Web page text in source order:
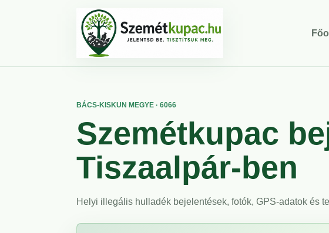
BÁCS-KISKUN MEGYE · 6066
Szemétkupac
Tiszaalpár-ben
Helyi illegális hulladék bejelentések, fotók, GPS-adatok és